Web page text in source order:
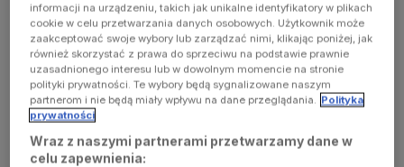
occurred
(see the
browser
console for
informacji na urządzeniu, takich jak unikalne identyfikatory w plikach
cookie w celu przetwarzania danych osobowych. Użytkownik może
zaakceptować swoje wybory lub zarządzać nimi, klikając poniżej, jak
również skorzystać z prawa do sprzeciwu na podstawie prawnie
uzasadnionego interesu lub w dowolnym momencie na stronie
polityki prywatności. Te wybory będą sygnalizowane naszym
partnerom i nie będą miały wpływu na dane przeglądania. Polityka
prywatności
Wraz z naszymi partnerami przetwarzamy dane w
celu zapewnienia: